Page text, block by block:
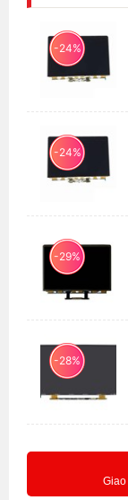
- Trường
còn nguyên
tem bảo hành.
-24%
-24%
-29%
-28%